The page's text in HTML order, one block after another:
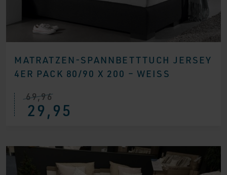
MATRATZEN-SPANNBETTTUCH JERSEY
4ER PACK 80/90 X 200 – WEISS
69,96
Ursprünglicher
Preis
war:
29,95
Aktueller
Preis
ist: